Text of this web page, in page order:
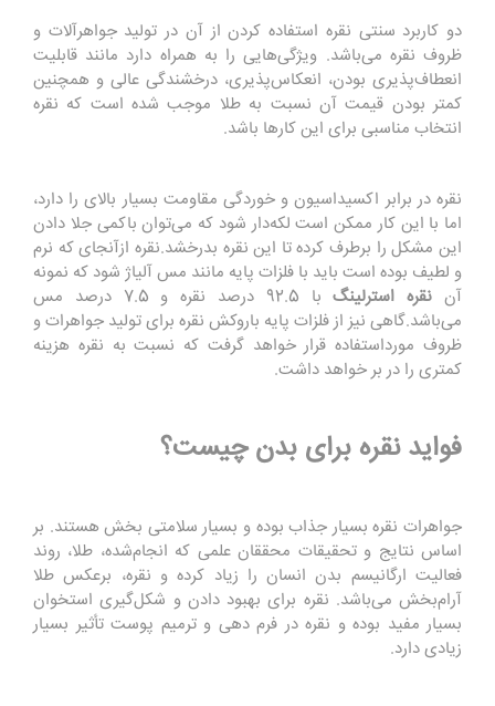
دو کاربرد سنتی نقره استفاده کردن از آن در تولید جواهرآلات و
ظروف نقره می‌باشد. ویژگی‌هایی را به همراه دارد مانند قابلیت
انعطاف‌پذیری بودن، انعکاس‌پذیری، درخشندگی عالی و همچنین
کمتر بودن قیمت آن نسبت به طلا موجب شده است که نقره
انتخاب مناسبی برای این کارها باشد.
نقره در برابر اکسیداسیون و خوردگی مقاومت بسیار بالای را دارد،
اما با این کار ممکن است لکه‌دار شود که می‌توان باکمی جلا دادن
این مشکل را برطرف کرده تا این نقره بدرخشد.نقره ازآنجای که نرم
و لطیف بوده است باید با فلزات پایه مانند مس آلیاژ شود که نمونه
آن نقره استرلینگ
با 92.5 درصد نقره و 7.5 درصد مس
می‌باشد.گاهی نیز از فلزات پایه باروکش نقره برای تولید جواهرات و
ظروف مورداستفاده قرار خواهد گرفت که نسبت به نقره هزینه
کمتری را در بر خواهد داشت.
فواید نقره برای بدن چیست؟
جواهرات نقره بسیار جذاب بوده و بسیار سلامتی بخش هستند. بر
اساس نتایج و تحقیقات محققان علمی که انجام‌شده، طلا، روند
فعالیت ارگانیسم بدن انسان را زیاد کرده و نقره، برعکس طلا
آرام‌بخش می‌باشد. نقره برای بهبود دادن و شکل‌گیری استخوان
بسیار مفید بوده و نقره در فرم دهی و ترمیم پوست تأثیر بسیار
زیادی دارد.